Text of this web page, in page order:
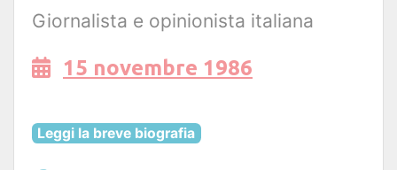
Giornalista e opinionista italiana
15 novembre 1986
Leggi la breve biografia